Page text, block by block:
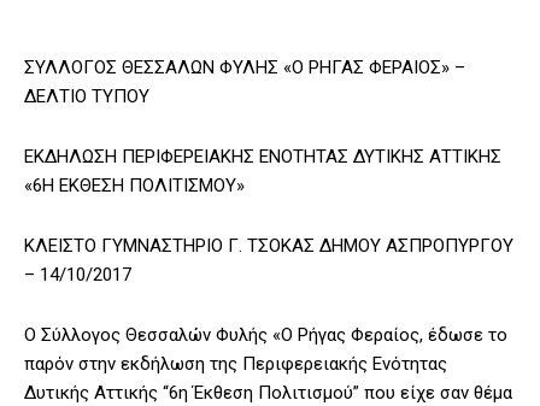
ΣΥΛΛΟΓΟΣ ΘΕΣΣΑΛΩΝ ΦΥΛΗΣ «Ο ΡΗΓΑΣ ΦΕΡΑΙΟΣ» –
ΔΕΛΤΙΟ ΤΥΠΟΥ
ΕΚΔΗΛΩΣΗ ΠΕΡΙΦΕΡΕΙΑΚΗΣ ΕΝΟΤΗΤΑΣ ΔΥΤΙΚΗΣ ΑΤΤΙΚΗΣ
«6Η ΕΚΘΕΣΗ ΠΟΛΙΤΙΣΜΟΥ»
ΚΛΕΙΣΤΟ ΓΥΜΝΑΣΤΗΡΙΟ Γ. ΤΣΟΚΑΣ ΔΗΜΟΥ ΑΣΠΡΟΠΥΡΓΟΥ
– 14/10/2017
Ο Σύλλογος Θεσσαλών Φυλής «Ο Ρήγας Φεραίος, έδωσε το
παρόν στην εκδήλωση της Περιφερειακής Ενότητας
Δυτικής Αττικής “6η Έκθεση Πολιτισμού” που είχε σαν θέμα